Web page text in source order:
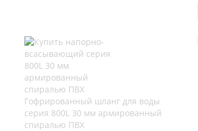
Гофрированный шланг для воды
серия 800L 30 мм армированный
спиралью ПВХ